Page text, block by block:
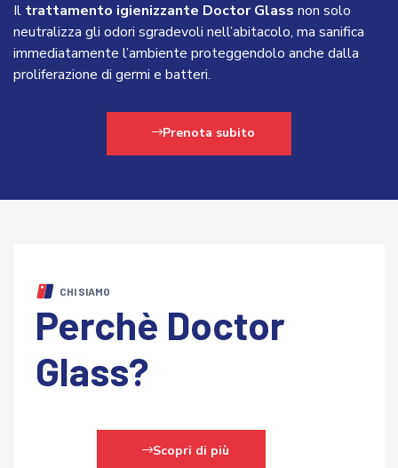
Il trattamento igienizzante Doctor Glass non solo
neutralizza gli odori sgradevoli nell’abitacolo, ma sanifica
immediatamente l’ambiente proteggendolo anche dalla
proliferazione di germi e batteri.
Prenota subito
CHI SIAMO
Perchè Doctor
Glass?
Scopri di più